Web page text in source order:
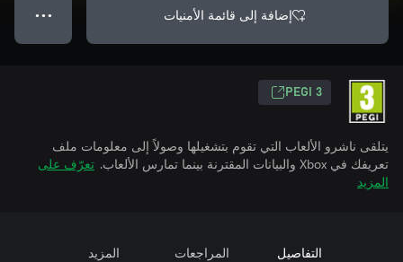
إضافة إلى قائمة الأمنيات ● ● ●
PEGI 3
يتلقى ناشرو الألعاب التي تقوم بتشغيلها وصولاً إلى معلومات ملف
تعريفك في Xbox والبيانات المقترنة بينما تمارس الألعاب.
تعرّف على
المزيد
التفاصيل المراجعات المزيد